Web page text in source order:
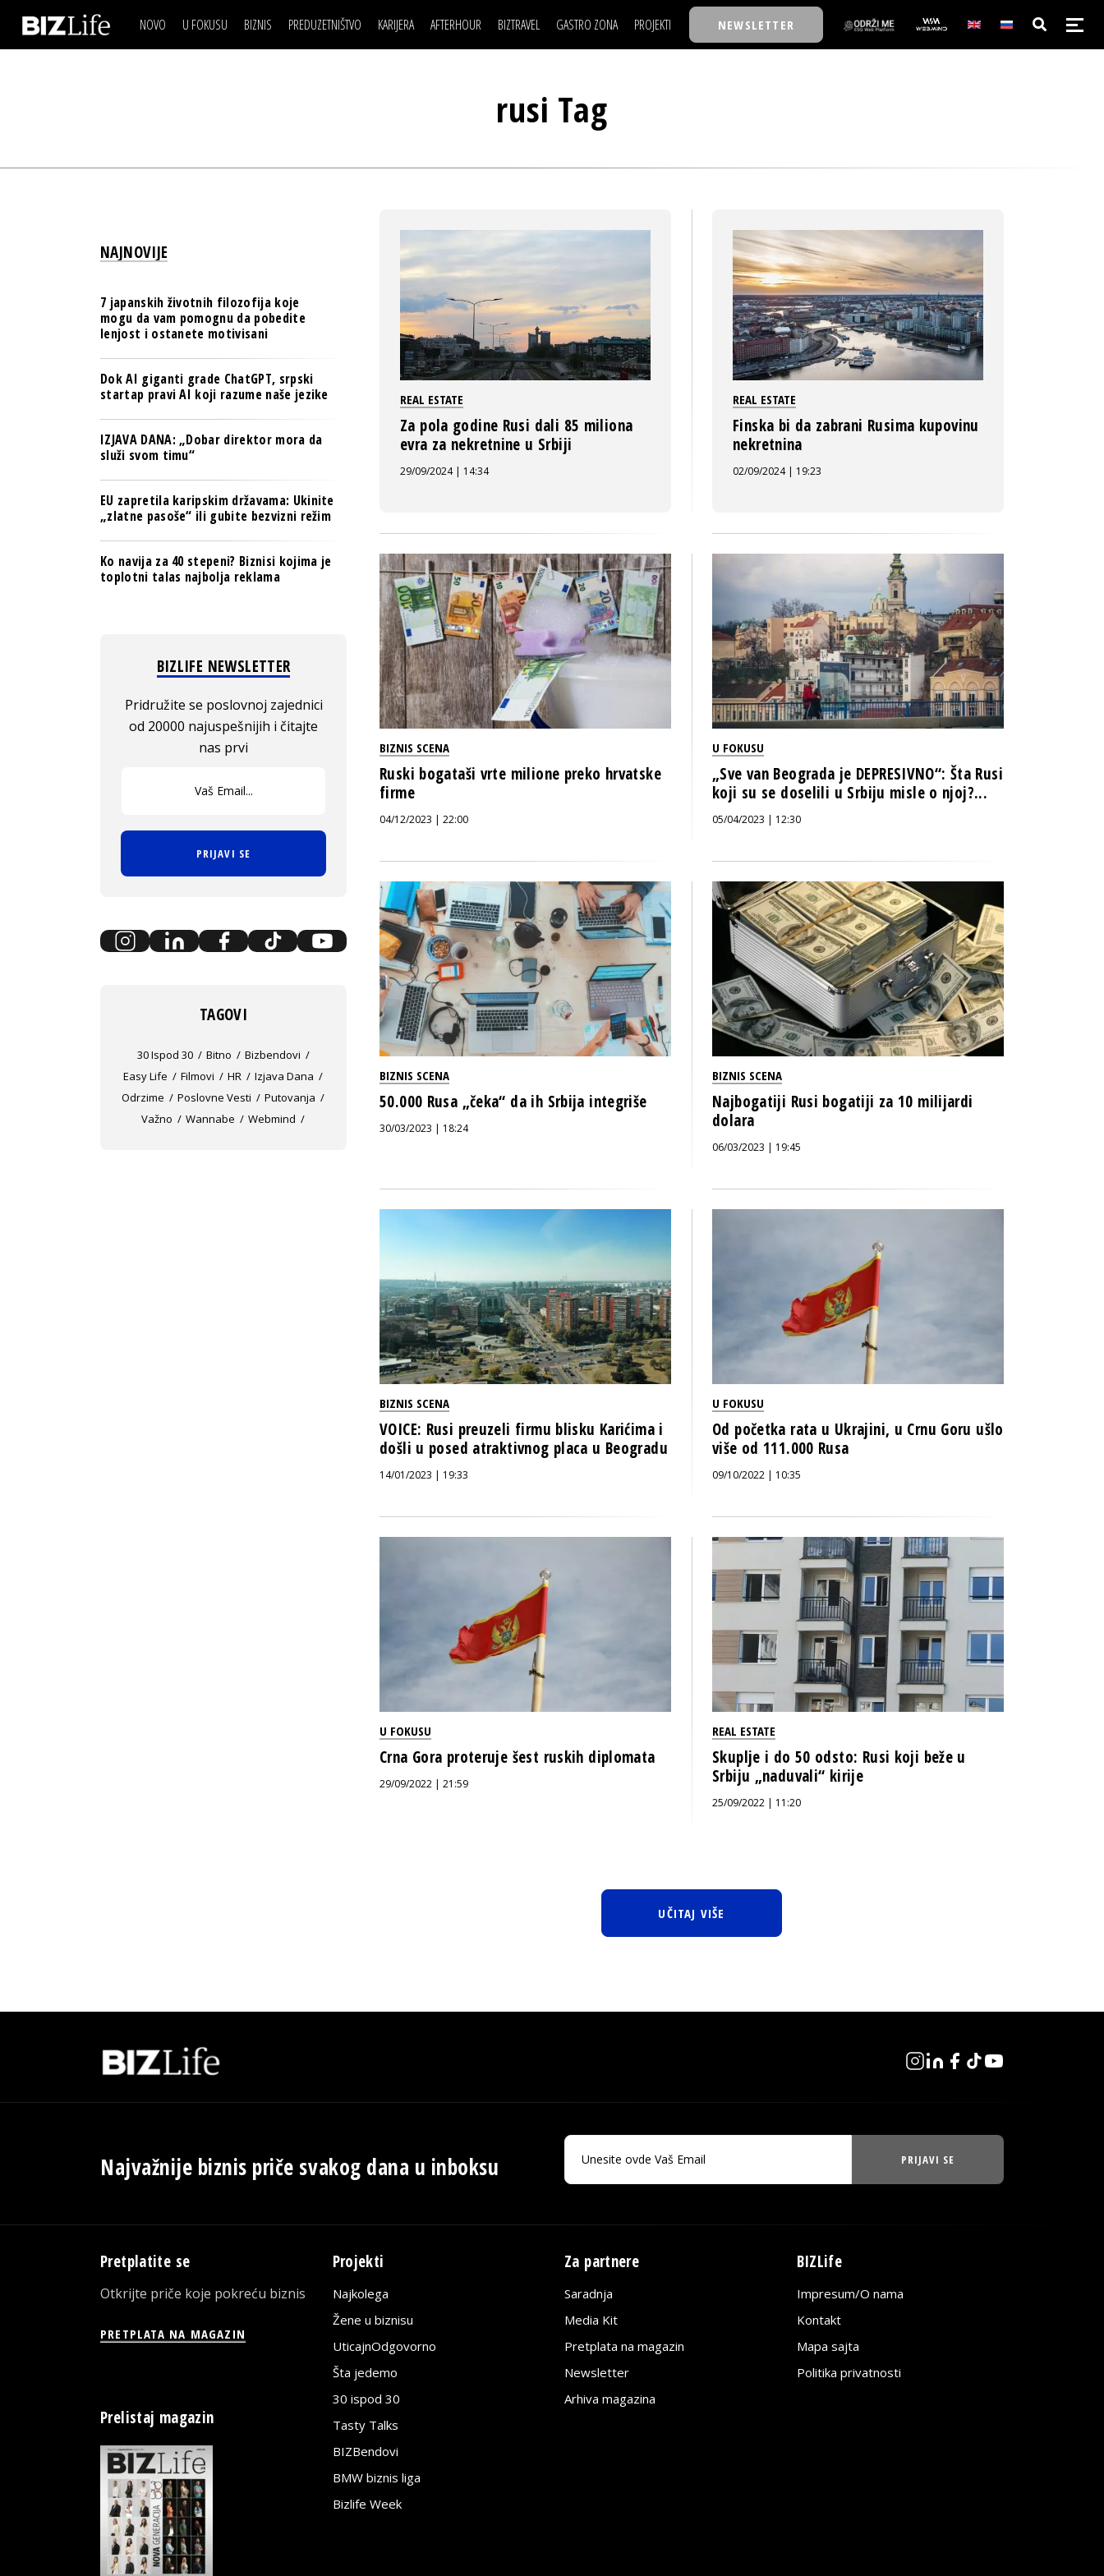
NOVO U FOKUSU BIZNIS
ESG & ENERGY
PULS REGIONA
NOVO NA RAFU
PREDUZETNIŠTVO KARIJERA
USAVRŠAVANJE
AFTERHOUR
STIL
BIZTRAVEL GASTRO ZONA PROJEKTI
BACK TO OFFICE/SCHOOL
BMW BIZNIS LIGA
NEWSLETTER
IZJAVA DANABIZNIS SCENA
NOVO NA RAFU
POSAO
FILM I SCENA
NAJKOLEGA
BIZLIFE WEEK
rusi Tag
REAL ESTATE
Za pola godine Rusi dali 85 miliona
evra za nekretnine u Srbiji
29/09/2024 | 14:34
REAL ESTATE
Finska bi da zabrani Rusima kupovinu
nekretnina
02/09/2024 | 19:23
BIZNIS SCENA
Ruski bogataši vrte milione preko hrvatske
firme
04/12/2023 | 22:00
U FOKUSU
„Sve van Beograda je DEPRESIVNO“: Šta Rusi
koji su se doselili u Srbiju misle o njoj?...
05/04/2023 | 12:30
BIZNIS SCENA
50.000 Rusa „čeka“ da ih Srbija integriše
30/03/2023 | 18:24
BIZNIS SCENA
Najbogatiji Rusi bogatiji za 10 milijardi
dolara
06/03/2023 | 19:45
BIZNIS SCENA
VOICE: Rusi preuzeli firmu blisku Karićima i
došli u posed atraktivnog placa u Beogradu
14/01/2023 | 19:33
U FOKUSU
Od početka rata u Ukrajini, u Crnu Goru ušlo
više od 111.000 Rusa
09/10/2022 | 10:35
U FOKUSU
Crna Gora proteruje šest ruskih diplomata
29/09/2022 | 21:59
REAL ESTATE
Skuplje i do 50 odsto: Rusi koji beže u
Srbiju „naduvali“ kirije
25/09/2022 | 11:20
UČITAJ VIŠE
NAJNOVIJE
7 japanskih životnih filozofija koje
mogu da vam pomognu da pobedite
lenjost i ostanete motivisani
Dok AI giganti grade ChatGPT, srpski
startap pravi AI koji razume naše jezike
IZJAVA DANA: „Dobar direktor mora da
služi svom timu“
EU zapretila karipskim državama: Ukinite
„zlatne pasoše“ ili gubite bezvizni režim
Ko navija za 40 stepeni? Biznisi kojima je
toplotni talas najbolja reklama
BIZLIFE NEWSLETTER
Pridružite se poslovnoj zajednici
od 20000 najuspešnijih i čitajte
nas prvi
PRIJAVI SE
TAGOVI
30 Ispod 30 Bitno
Bizbendovi
Easy Life
Filmovi HR
Izjava Dana
Odrzime
Poslovne Vesti
Putovanja
Važno
Wannabe Webmind
Najvažnije biznis priče svakog dana u inboksu PRIJAVI SE
Pretplatite se
Otkrijte priče koje pokreću biznis
PRETPLATA NA MAGAZIN
Prelistaj magazin
Projekti
Najkolega
Žene u biznisu
UticajnOdgovorno
Šta jedemo
30 ispod 30
Tasty Talks
BIZBendovi
BMW biznis liga
Bizlife Week
Za partnere
Saradnja
Media Kit
Pretplata na magazin
Newsletter
Arhiva magazina
BIZLife
Impresum/O nama
Kontakt
Mapa sajta
Politika privatnosti